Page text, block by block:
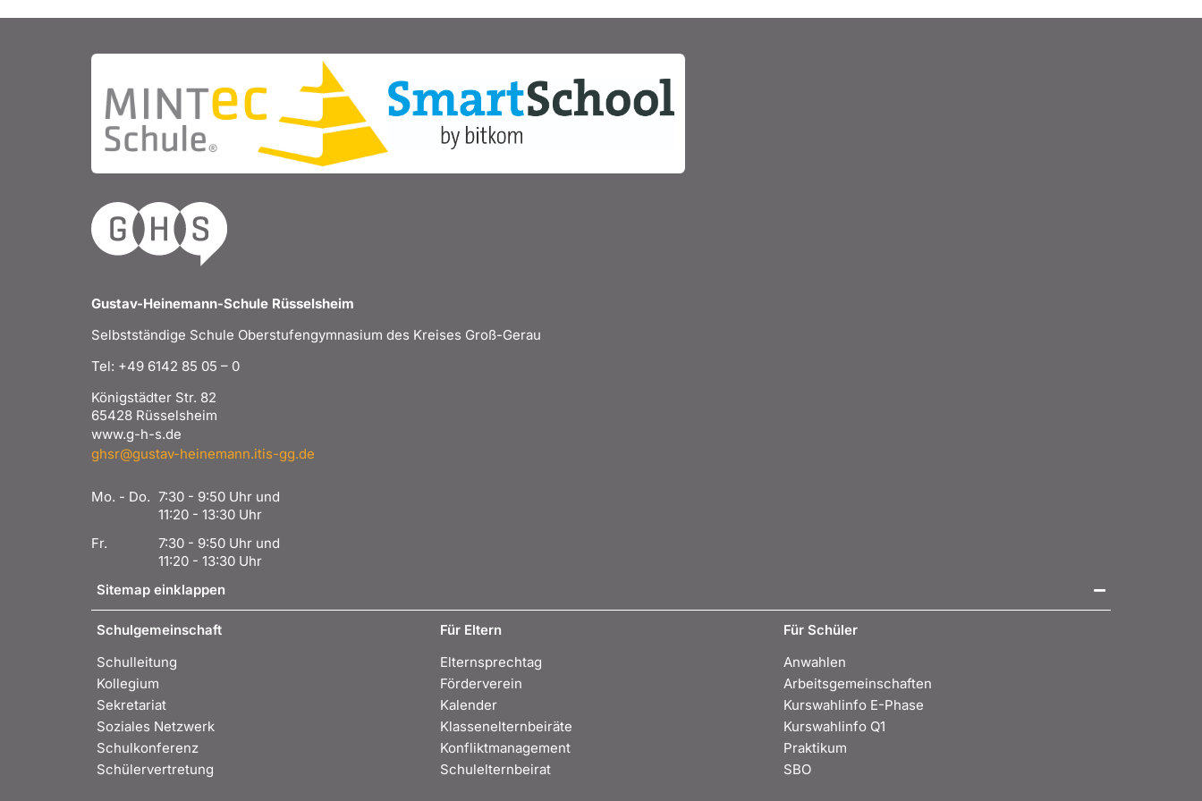
Gustav-Heinemann-Schule Rüsselsheim
Selbstständige Schule Oberstufengymnasium des Kreises Groß-Gerau
Tel: +49 6142 85 05 – 0
Königstädter Str. 82
65428 Rüsselsheim
www.g-h-s.de
ghsr@gustav-heinemann.itis-gg.de
Mo. - Do. 7:30 - 9:50 Uhr und
11:20 - 13:30 Uhr
Fr.
7:30 - 9:50 Uhr und
11:20 - 13:30 Uhr
Sitemap einklappen
Schulgemeinschaft
Schulleitung
Kollegium
Sekretariat
Soziales Netzwerk
Schulkonferenz
Schülervertretung
Für Eltern
Elternsprechtag
Förderverein
Kalender
Klassenelternbeiräte
Konfliktmanagement
Schulelternbeirat
Für Schüler
Anwahlen
Arbeitsgemeinschaften
Kurswahlinfo E-Phase
Kurswahlinfo Q1
Praktikum
SBO